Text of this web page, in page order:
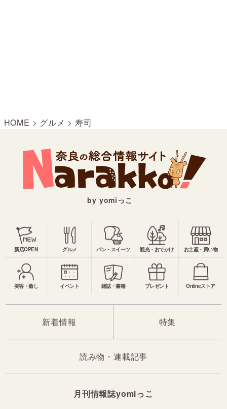
HOME > グルメ > 寿司
by yomiっこ
新店OPEN グルメ パン・スイーツ 観光・おでかけ お土産・買い物
美容・癒し イベント 雑誌・書籍 プレゼント Onlineストア
新着情報 特集
読み物・連載記事
月刊情報誌yomiっこ